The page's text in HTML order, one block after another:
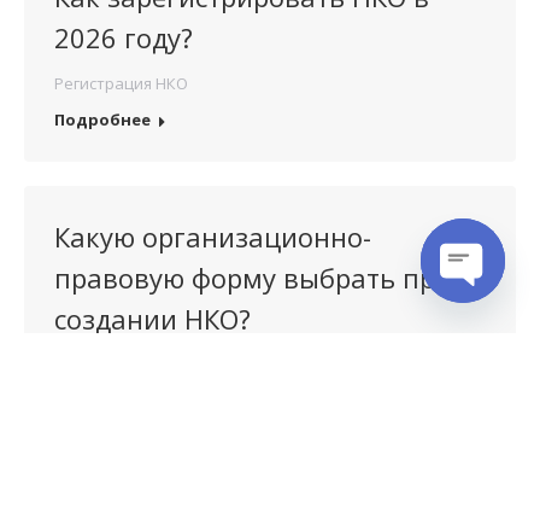
2026 году?
Регистрация НКО
Подробнее
Какую организационно-
правовую форму выбрать при
создании НКО?